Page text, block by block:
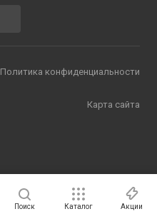
Политика конфиденциальности
Карта сайта
Поиск Каталог Акции